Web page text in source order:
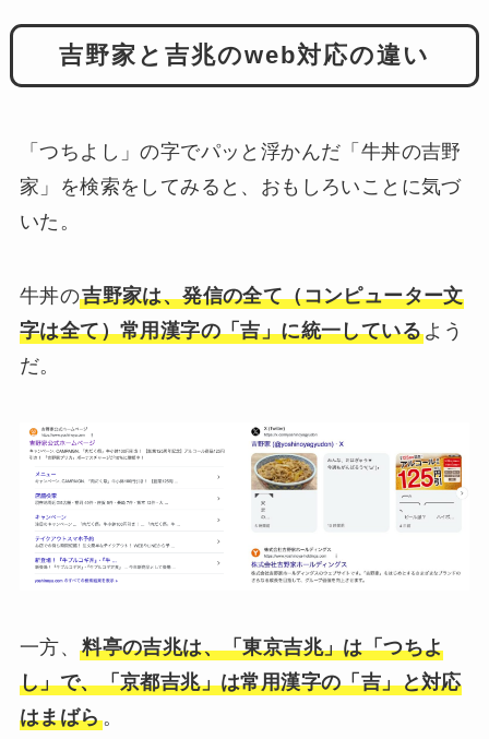
吉野家と吉兆のweb対応の違い
「つちよし」の字でパッと浮かんだ「牛丼の吉野
家」を検索をしてみると、おもしろいことに気づ
いた。
牛丼の吉野家は、発信の全て（コンピューター文
字は全て）常用漢字の「吉」に統一しているよう
だ。
一方、料亭の吉兆は、「東京吉兆」は「つちよ
し」で、「京都吉兆」は常用漢字の「吉」と対応
はまばら。